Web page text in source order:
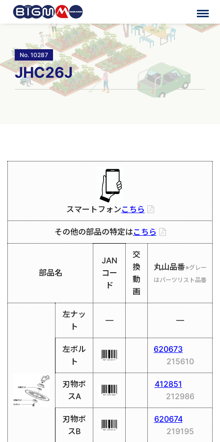
No. 10287
JHC26J
スマートフォンこちら
その他の部品の特定はこちら
部品名
JAN
コー
ド
交
換
動
画
丸山品番※グレー
はパーツリスト品番
左ナッ
ト
― ―
左ボル
ト
620673
215610
刃物ボ
スA
412851
212986
刃物ボ
スB
620674
219195